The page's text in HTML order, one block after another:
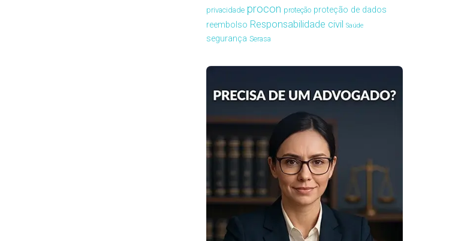
privacidade procon proteção proteção de dados
reembolso Responsabilidade civil Saúde
segurança Serasa